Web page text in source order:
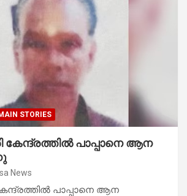
STORIES
പാപ്പാനെ ആന
News
പാപ്പാനെ ആന